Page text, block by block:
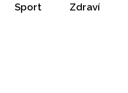
Sport Zdraví